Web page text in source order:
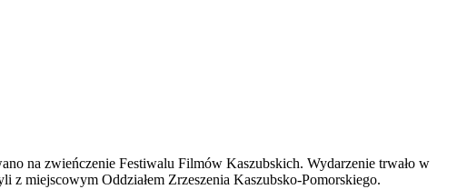
na zwieńczenie Festiwalu Filmów Kaszubskich. Wydarzenie trwało w
z miejscowym Oddziałem Zrzeszenia Kaszubsko-Pomorskiego.